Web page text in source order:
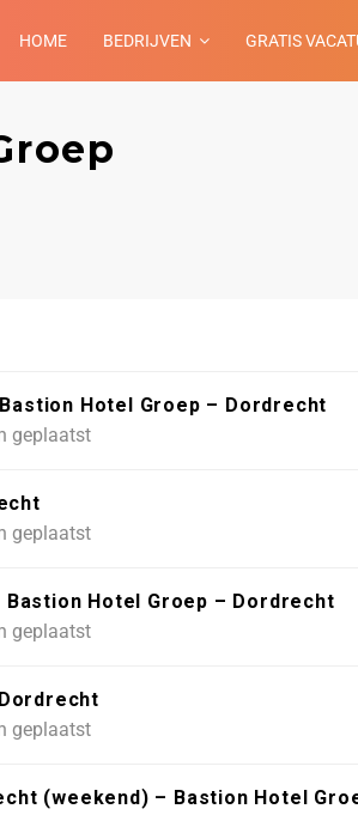
HOME BEDRIJVEN GRATIS
Hotel Groep – Dordrecht
geplaatst
geplaatst
Hotel Groep – Dordrecht
geplaatst
geplaatst
(weekend) – Bastion Hotel